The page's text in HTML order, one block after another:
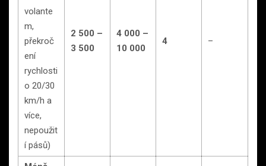
volante
m,
překroč
ení
rychlosti
o 20/30
km/h a
více,
nepoužit
í pásů)
2 500 –
3 500
4 000 –
10 000
4 –